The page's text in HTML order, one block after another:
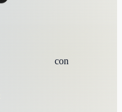
con